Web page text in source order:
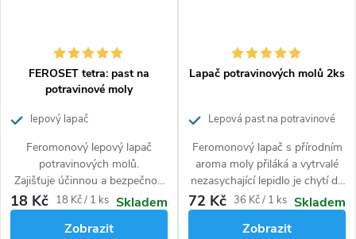
FEROSET tetra: past na
potravinové moly
lepový lapač
Feromonový lepový lapač
potravinových molů.
Zajišťuje účinnou a bezpečnou
ochranu prostorů, kde
skladujeme potraviny.
18 Kč Měrná
18 Kč / 1 ks Skladem
Zobrazit
Lapač potravinových molů 2ks
Lepová past na potravinové
Feromonový lapač s přírodním
aroma moly přiláká a vytrvalé
nezasychající lepidlo je chytí do
pasti. Působí po dobu 3
měsíců. Bez insekticidů.
72 Kč Měrná
36 Kč / 1 ks Skladem
Zobrazit